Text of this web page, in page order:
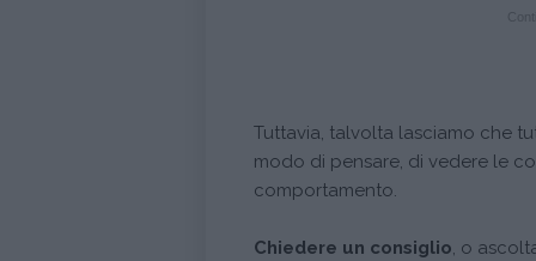
Tuttavia, talvolta lasciamo che
modo di pensare, di vedere le
comportamento.
Chiedere un consiglio, o